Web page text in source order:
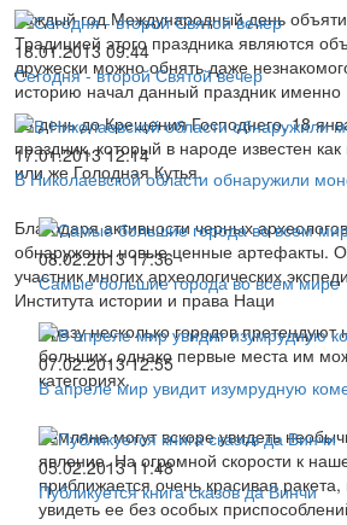
Каждый год Международный день
Традицией этого праздника являются
дружески можно обнять даже
историю начал данный праздник именно
18.01.2013 09:44
Сегодня - второй Святой вечер
За день до Крещения Господнего, 18
праздник, который в народе известен
или же Голодная Кутья.
17.01.2013 12:14
В Николаевской области обнаружили
Благодаря активности черных
обнаружены новые ценные артефакты.
участник многих археологических
Института истории и права Наци
08.02.2013 17:36
Самые большие города во всем мире
Сразу несколько городов претендуют
больших, однако первые места им
категориях.
07.02.2013 12:55
В апреле мир увидит изумрудную
Земляне могут вскоре увидеть
явление. На огромной скорости к
приближается очень красивая
увидеть ее без особых
05.02.2013 11:48
Публикуется книга сказов да Винчи